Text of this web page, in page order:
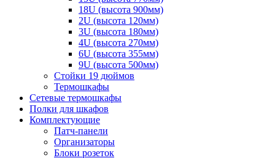
18U (высота 900мм)
2U (высота 120мм)
3U (высота 180мм)
4U (высота 270мм)
6U (высота 355мм)
9U (высота 500мм)
Стойки 19 дюймов
Термошкафы
Сетевые термошкафы
Полки для шкафов
Комплектующие
Патч-панели
Организаторы
Блоки розеток